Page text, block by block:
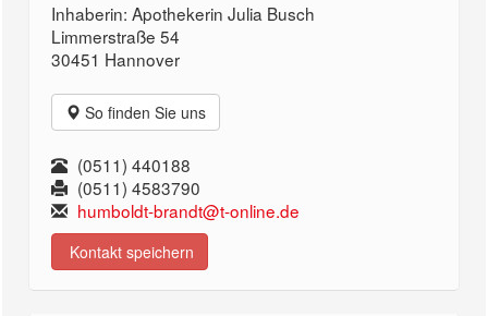
Inhaberin: Apothekerin Julia Busch
Limmerstraße 54
30451 Hannover
So finden Sie uns
(0511) 440188
(0511) 4583790
humboldt-brandt@t-online.de
Kontakt speichern